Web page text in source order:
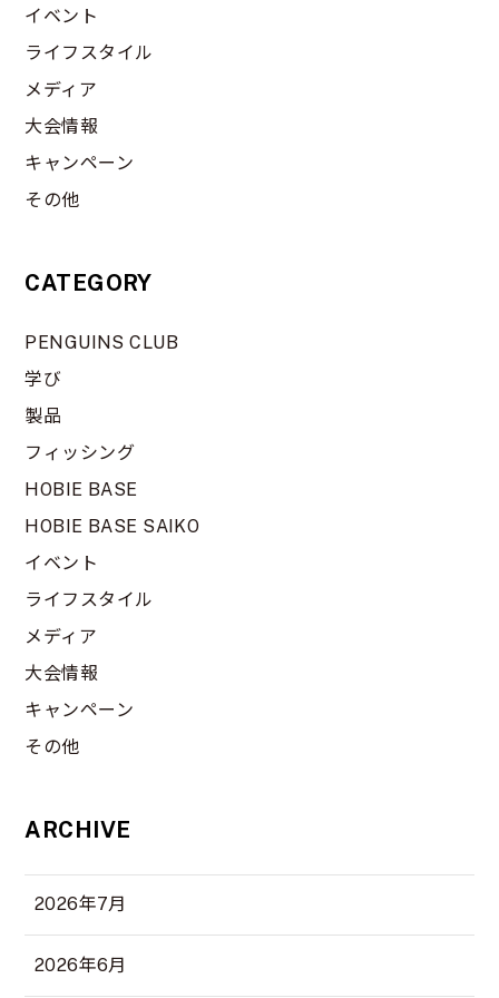
イベント
ライフスタイル
メディア
大会情報
キャンペーン
その他
CATEGORY
PENGUINS CLUB
学び
製品
フィッシング
HOBIE BASE
HOBIE BASE SAIKO
イベント
ライフスタイル
メディア
大会情報
キャンペーン
その他
ARCHIVE
2026年7月
2026年6月